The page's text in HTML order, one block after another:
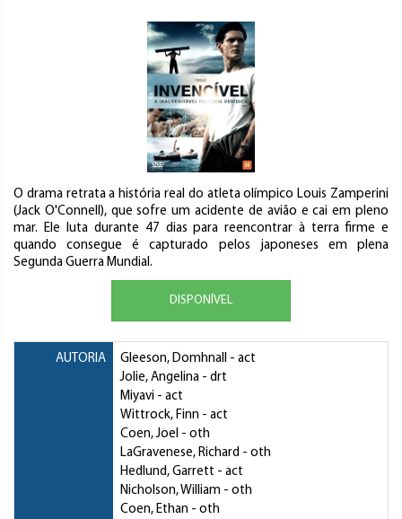
O drama retrata a história real do atleta olímpico Louis Zamperini
(Jack O'Connell), que sofre um acidente de avião e cai em pleno
mar. Ele luta durante 47 dias para reencontrar à terra firme e
quando consegue é capturado pelos japoneses em plena
Segunda Guerra Mundial.
DISPONÍVEL
AUTORIA Gleeson, Domhnall - act
Jolie, Angelina - drt
Miyavi - act
Wittrock, Finn - act
Coen, Joel - oth
LaGravenese, Richard - oth
Hedlund, Garrett - act
Nicholson, William - oth
Coen, Ethan - oth